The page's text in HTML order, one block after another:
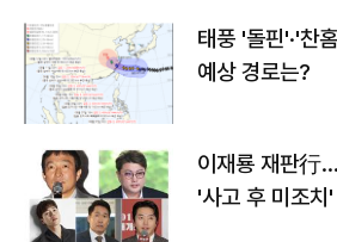
태풍 '돌핀'·'찬
예상 경로는?
이재룡 재판行
'사고 후 미조치'